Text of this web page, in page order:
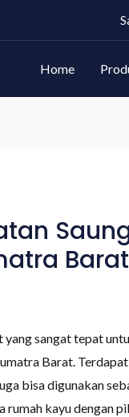
Home
sangat tepat
Barat.
bisa digunakan
rumah kayu dengan